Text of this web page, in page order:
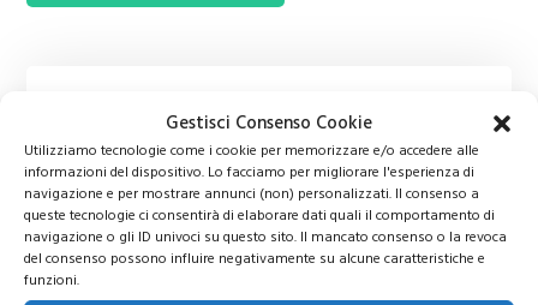
Gestisci Consenso Cookie
Utilizziamo tecnologie come i cookie per memorizzare e/o accedere alle
informazioni del dispositivo. Lo facciamo per migliorare l'esperienza di
navigazione e per mostrare annunci (non) personalizzati. Il consenso a
queste tecnologie ci consentirà di elaborare dati quali il comportamento di
navigazione o gli ID univoci su questo sito. Il mancato consenso o la revoca
del consenso possono influire negativamente su alcune caratteristiche e
funzioni.